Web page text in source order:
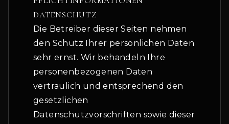
DATENSCHUTZ
Die Betreiber dieser Seiten nehmen
den Schutz Ihrer persönlichen Daten
sehr ernst. Wir behandeln Ihre
personenbezogenen Daten
vertraulich und entsprechend den
gesetzlichen
Datenschutzvorschriften sowie dieser